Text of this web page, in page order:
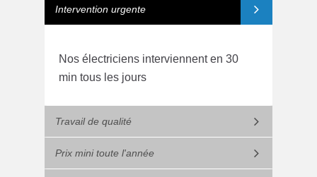
Intervention urgente
Nos électriciens interviennent en 30
min tous les jours
Travail de qualité
Prix mini toute l'année